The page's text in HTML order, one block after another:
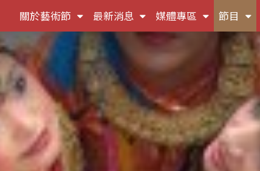
關於藝術節(按
鍵
[下]，
向
下
展
開
最新消息 (按
鍵
[下]，
向
下
展
開
媒體專區 (按
鍵
[下]，
向
下
展
開
次
節目 (按
鍵
盤
[下]，
向
下
展
開
次